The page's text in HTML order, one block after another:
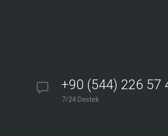
+90 (544) 226 57
7/24 Destek